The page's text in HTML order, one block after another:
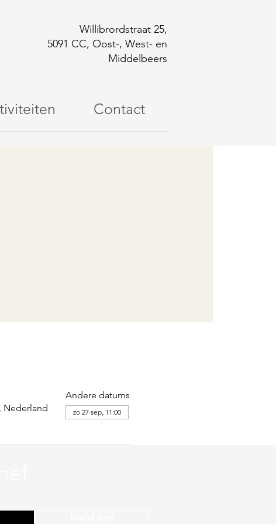
Willibrordstraat 25,
5091 CC, Oost-, West- en
Middelbeers
Contact
Nederland
Andere datums
zo 27 sep, 11:00